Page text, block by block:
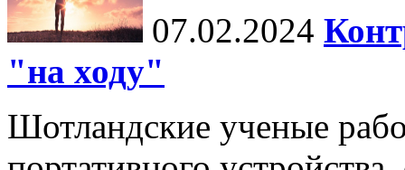
07.02.2024
"на ходу"
Шотландские ученые